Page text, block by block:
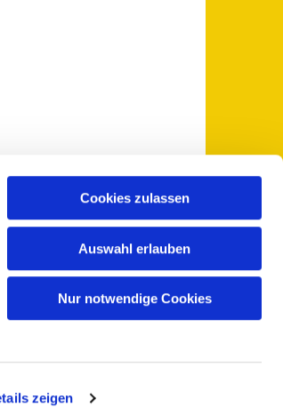
zeigen
Cookies zulassen
Auswahl erlauben
Nur notwendige Cookies
otto.de